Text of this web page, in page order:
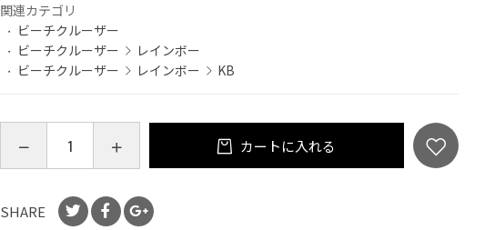
関連カテゴリ
ビーチクルーザー
ビーチクルーザー
レインボー
ビーチクルーザー
レインボー KB
カートに入れる
SHARE